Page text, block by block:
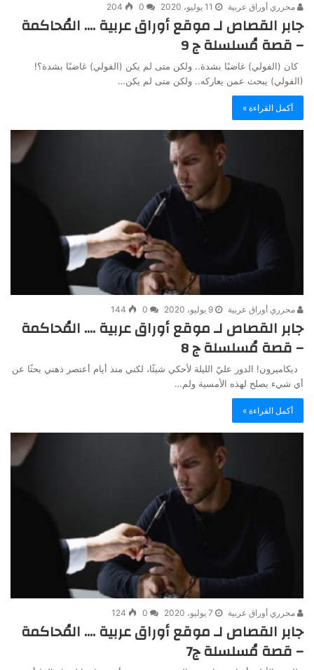
محرري أوراق عربية 11 يوليو، 2020 0
204
جابر القصاص لـ موقع أوراق عربية …. المُحاكمة
– قصة مُسلسلة ج 9
كان (الفولي) غاضبًا بشدة.. ولكن متى لم يكن (الفولي) غاضبًا بشدة؟!
(الفولي) يبحث عمن يعاركه.. ولكن متى لم يكن…
أكمل القراءة »
محرري أوراق عربية 9 يوليو، 2020 0
144
جابر القصاص لـ موقع أوراق عربية …. المُحاكمة
– قصة مُسلسلة ج 8
ديكاميرون! الدور عليّ الليلة لأحكي شيئًا، لكني منذ أيام أعتصر ذهني بحثًا عن
أي شيء يصلح لهذه الأمسية ولم…
أكمل القراءة »
محرري أوراق عربية 7 يوليو، 2020 0
124
جابر القصاص لـ موقع أوراق عربية …. المُحاكمة
– قصة مُسلسلة ج7